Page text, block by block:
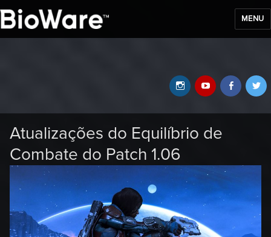
MENU
YouTube
Instagram
Atualizações do Equilíbrio de
Combate do Patch 1.06